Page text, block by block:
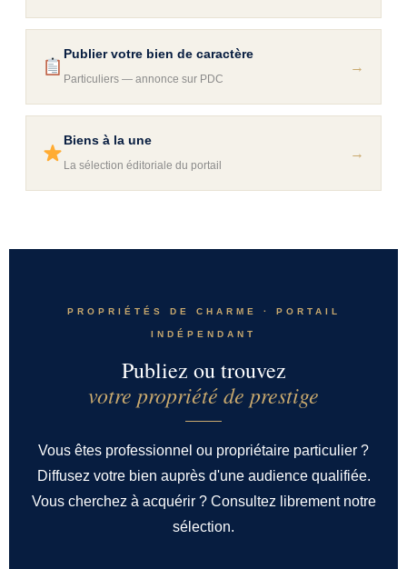
Publier votre bien de caractère
Particuliers — annonce sur PDC
→
Biens à la une
La sélection éditoriale du portail
→
PROPRIÉTÉS DE CHARME · PORTAIL
INDÉPENDANT
Publiez ou trouvez
votre propriété de prestige
Vous êtes professionnel ou propriétaire particulier ?
Diffusez votre bien auprès d'une audience qualifiée.
Vous cherchez à acquérir ? Consultez librement notre
sélection.